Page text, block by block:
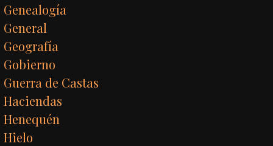
Genealogía
General
Geografía
Gobierno
Guerra de Castas
Haciendas
Henequén
Hielo